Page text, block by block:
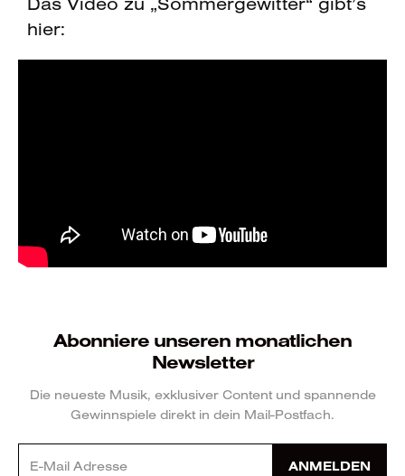
hier:
Abonniere unseren monatlichen
Newsletter
Die neueste Musik, exklusiver Content und spannende
Gewinnspiele direkt in dein Mail-Postfach.
ANMELDEN